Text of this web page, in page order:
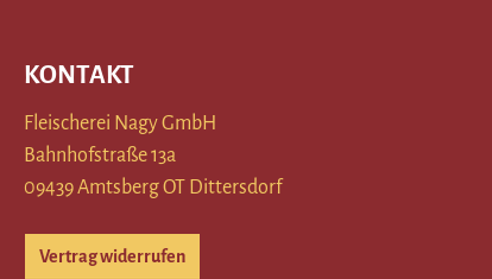
KONTAKT
Fleischerei Nagy GmbH
Bahnhofstraße 13a
09439 Amtsberg OT Dittersdorf
Vertrag widerrufen